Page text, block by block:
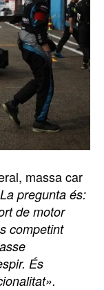
massa car
pregunta és:
de motor
competint
És